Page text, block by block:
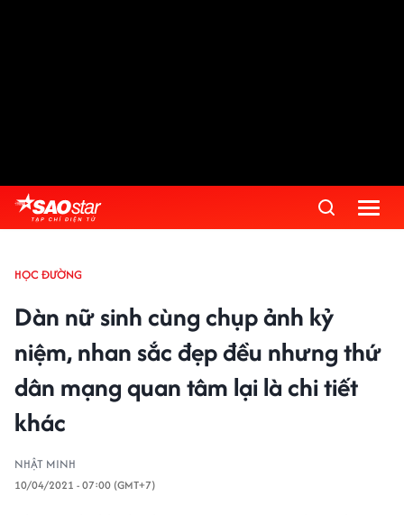
HỌC ĐƯỜNG
Dàn nữ sinh cùng chụp ảnh kỷ
niệm, nhan sắc đẹp đều nhưng thứ
dân mạng quan tâm lại là chi tiết
khác
NHẬT MINH
10/04/2021 - 07:00 (GMT+7)